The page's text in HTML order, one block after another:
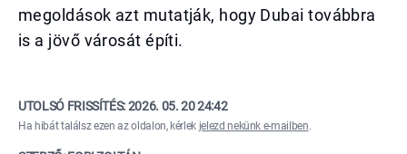
megoldások azt mutatják, hogy Dubai továbbra
is a jövő városát építi.
UTOLSÓ FRISSÍTÉS:2026. 05. 20 24:42
Ha hibát találsz ezen az oldalon, kérlek jelezd nekünk e-mailben.